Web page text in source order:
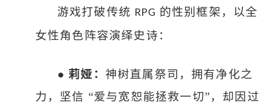
游戏打破传统 RPG 的性别框架，以全
女性角色阵容演绎史诗：
● 莉娅： 神树直属祭司，拥有净化之
力，坚信 “爱与宽恕能拯救一切”，却因过